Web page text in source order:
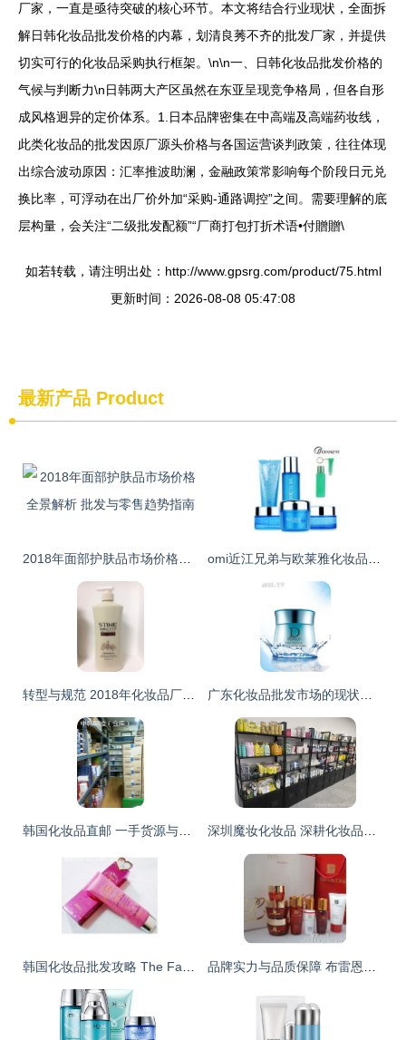
厂家，一直是亟待突破的核心环节。本文将结合行业现状，全面拆
解日韩化妆品批发价格的内幕，划清良莠不齐的批发厂家，并提供
切实可行的化妆品采购执行框架。\n\n一、日韩化妆品批发价格的
气候与判断力\n日韩两大产区虽然在东亚呈现竞争格局，但各自形
成风格迥异的定价体系。1.日本品牌密集在中高端及高端药妆线，
此类化妆品的批发因原厂源头价格与各国运营谈判政策，往往体现
出综合波动原因：汇率推波助澜，金融政策常影响每个阶段日元兑
换比率，可浮动在出厂价外加“采购-通路调控”之间。需要理解的底
层构量，会关注“二级批发配额”“厂商打包打折术语•付贈贈\
如若转载，请注明出处：http://www.gpsrg.com/product/75.html
更新时间：2026-08-08 05:47:08
最新产品 Product